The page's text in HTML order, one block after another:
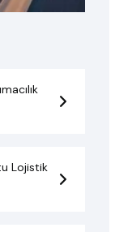
Lojistik